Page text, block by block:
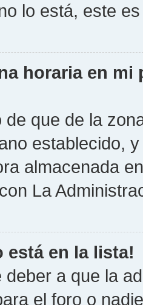
lo está, este
horaria en
de que de la
establecido,
almacenada
La
está en la lista!
deber a que la
el foro o